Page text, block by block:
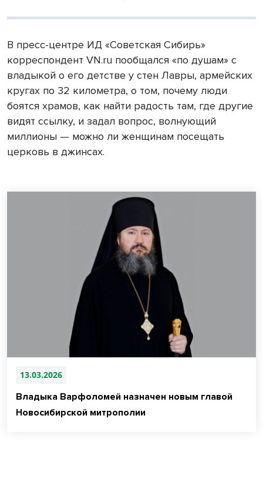
В пресс-центре ИД «Советская Сибирь»
корреспондент VN.ru пообщался «по душам» с
владыкой о его детстве у стен Лавры, армейских
кругах по 32 километра, о том, почему люди
боятся храмов, как найти радость там, где другие
видят ссылку, и задал вопрос, волнующий
миллионы — можно ли женщинам посещать
церковь в джинсах.
13.03.2026
Владыка Варфоломей назначен новым главой
Новосибирской митрополии